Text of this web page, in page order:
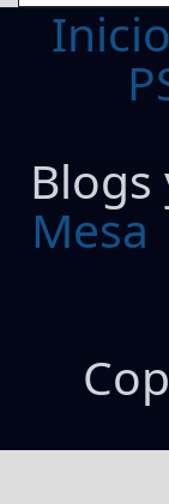
Inicio
Blogs
Mesa